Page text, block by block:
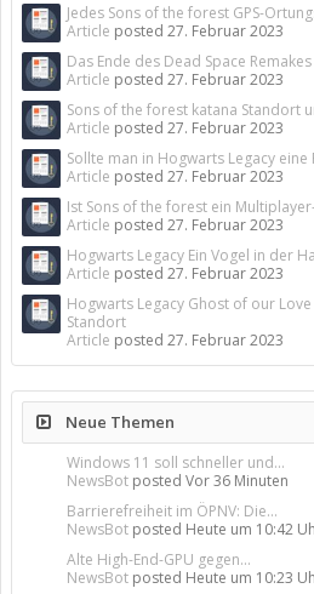
Jedes Sons of the forest GPS-
Article posted 27. Februar 2023
Das Ende des Dead Space
Article posted 27. Februar 2023
Sons of the forest katana Standort
Article posted 27. Februar 2023
Sollte man in Hogwarts Legacy
Article posted 27. Februar 2023
Ist Sons of the forest ein
Article posted 27. Februar 2023
Hogwarts Legacy Ein Vogel in der
Article posted 27. Februar 2023
Hogwarts Legacy Ghost of our
Standort
Article posted 27. Februar 2023
Neue Themen
Windows 11 soll schneller und...
NewsBot posted Vor 36 Minuten
Barrierefreiheit im ÖPNV: Die...
NewsBot posted Heute um 10:42
Alte High-End-GPU gegen...
NewsBot posted Heute um 10:23